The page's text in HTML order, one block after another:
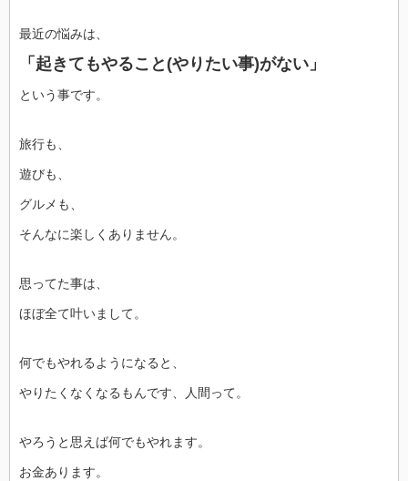
最近の悩みは、
「起きてもやること(やりたい事)がない」
という事です。
旅行も、
遊びも、
グルメも、
そんなに楽しくありません。
思ってた事は、
ほぼ全て叶いまして。
何でもやれるようになると、
やりたくなくなるもんです、人間って。
やろうと思えば何でもやれます。
お金あります。